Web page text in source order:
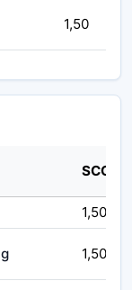
1,50
SCORE
1,50
1,50